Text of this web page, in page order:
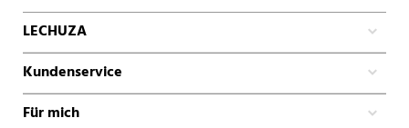
LECHUZA
Kundenservice
Für mich